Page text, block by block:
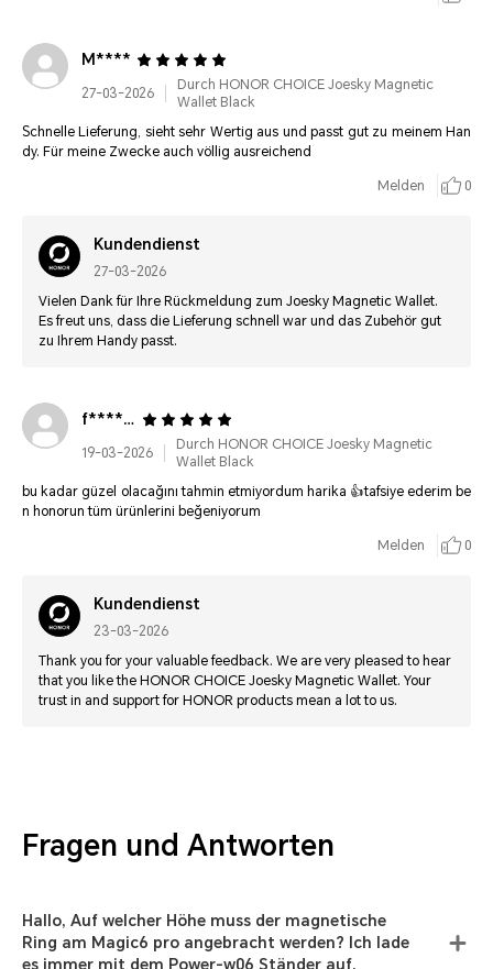
M****
27-03-2026
Durch HONOR CHOICE Joesky Magnetic
Wallet Black
Schnelle Lieferung, sieht sehr Wertig aus und passt gut zu meinem Han
dy. Für meine Zwecke auch völlig ausreichend
Melden 0
Kundendienst
27-03-2026
Vielen Dank für Ihre Rückmeldung zum Joesky Magnetic Wallet.
Es freut uns, dass die Lieferung schnell war und das Zubehör gut
zu Ihrem Handy passt.
f********
19-03-2026
Durch HONOR CHOICE Joesky Magnetic
Wallet Black
bu kadar güzel olacağını tahmin etmiyordum harika 👍tafsiye ederim be
n honorun tüm ürünlerini beğeniyorum
Melden 0
Kundendienst
23-03-2026
Thank you for your valuable feedback. We are very pleased to hear
that you like the HONOR CHOICE Joesky Magnetic Wallet. Your
trust in and support for HONOR products mean a lot to us.
Fragen und Antworten
Hallo, Auf welcher Höhe muss der magnetische
Ring am Magic6 pro angebracht werden? Ich lade
es immer mit dem Power-w06 Ständer auf.